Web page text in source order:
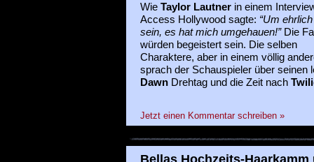
Wie Taylor Lautnerin einem
Access Hollywood sagte: “Um
sein, es hat mich umgehauen!”Die
würden begeistert sein. Die selben
Charaktere, aber in einem völlig
sprach der Schauspieler über seinen
DawnDrehtag und die Zeit nach
Jetzt einen Kommentar schreiben »
Bellas Hochzeits-